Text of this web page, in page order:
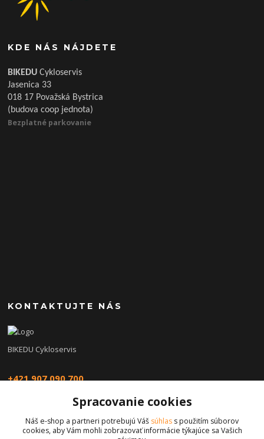
KDE NÁS NÁJDETE
BIKEDUCykloservis
Jasenica 33
018 17 Považská Bystrica
(budova coop jednota)
Bezplatné parkovanie
KONTAKTUJTE NÁS
BIKEDU Cykloservis
+421 907 090 700
eshop@bikedu.sk
Spracovanie cookies
Náš e-shop a partneri potrebujú Váš súhlas s použitím súborov
cookies, aby Vám mohli zobrazovať informácie týkajúce sa Vašich